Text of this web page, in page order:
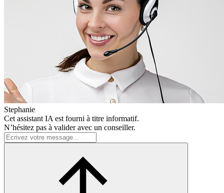
Stephanie
Cet assistant IA est fourni à titre informatif.
N’hésitez pas à valider avec un conseiller.